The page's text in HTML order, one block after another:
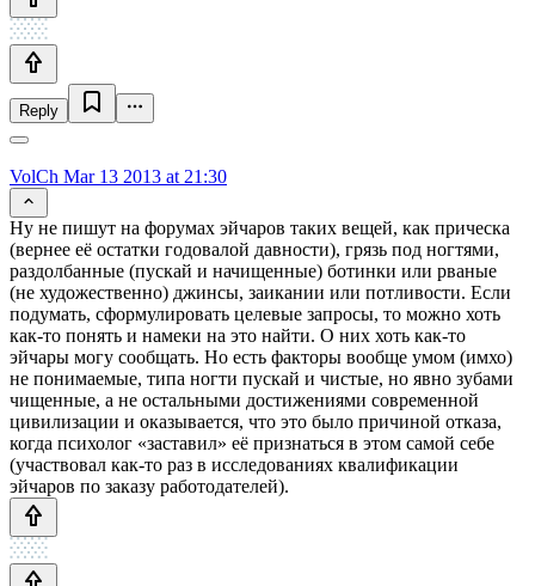
Reply
VolCh Mar 13 2013 at 21:30
Ну не пишут на форумах эйчаров таких вещей, как прическа
(вернее её остатки годовалой давности), грязь под ногтями,
раздолбанные (пускай и начищенные) ботинки или рваные
(не художественно) джинсы, заикании или потливости. Если
подумать, сформулировать целевые запросы, то можно хоть
как-то понять и намеки на это найти. О них хоть как-то
эйчары могу сообщать. Но есть факторы вообще умом (имхо)
не понимаемые, типа ногти пускай и чистые, но явно зубами
чищенные, а не остальными достижениями современной
цивилизации и оказывается, что это было причиной отказа,
когда психолог «заставил» её признаться в этом самой себе
(участвовал как-то раз в исследованиях квалификации
эйчаров по заказу работодателей).